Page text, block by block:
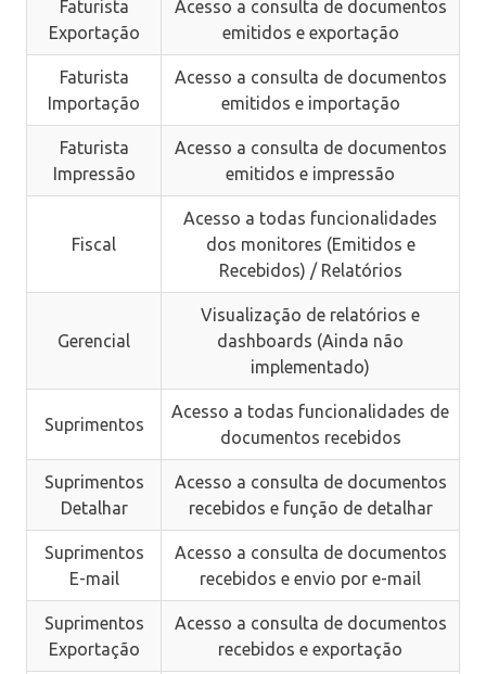
Faturista
Exportação
Acesso a consulta de documentos
emitidos e exportação
Faturista
Importação
Acesso a consulta de documentos
emitidos e importação
Faturista
Impressão
Acesso a consulta de documentos
emitidos e impressão
Fiscal
Acesso a todas funcionalidades
dos monitores (Emitidos e
Recebidos) / Relatórios
Gerencial
Visualização de relatórios e
dashboards (Ainda não
implementado)
Suprimentos
Acesso a todas funcionalidades de
documentos recebidos
Suprimentos
Detalhar
Acesso a consulta de documentos
recebidos e função de detalhar
Suprimentos
E-mail
Acesso a consulta de documentos
recebidos e envio por e-mail
Suprimentos
Exportação
Acesso a consulta de documentos
recebidos e exportação